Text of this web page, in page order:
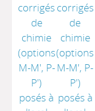
corrigés
de
chimie
(options
M-M', P-
P')
posés à
corrigés
de
chimie
(options
M-M', P-
P')
posés à